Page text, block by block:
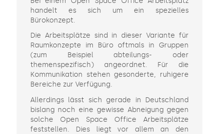
handelt es sich um ein spezielles
Bürokonzept.
Die Arbeitsplätze sind in dieser Variante für
Raumkonzepte im Büro oftmals in Gruppen
(zum Beispiel abteilungs- oder
themenspezifisch) angeordnet. Für die
Kommunikation stehen gesonderte, ruhigere
Bereiche zur Verfügung.
Allerdings lässt sich gerade in Deutschland
bislang noch eine gewisse Abneigung gegen
solche Open Space Office Arbeitsplätze
feststellen. Dies liegt vor allem an den